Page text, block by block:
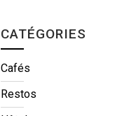
CATÉGORIES
Cafés
Restos